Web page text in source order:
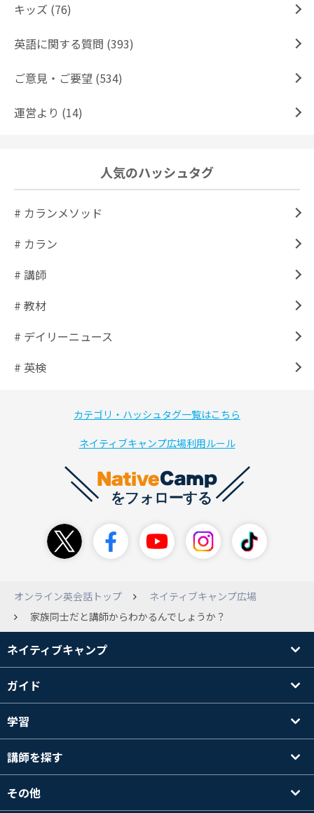
キッズ (76)
英語に関する質問 (393)
ご意見・ご要望 (534)
運営より (14)
人気のハッシュタグ
# カランメソッド
# カラン
# 講師
# 教材
# デイリーニュース
# 英検
カテゴリ・ハッシュタグ一覧はこちら
ネイティブキャンプ広場利用ルール
オンライン英会話トップ
ネイティブキャンプ広場
家族同士だと講師からわかるんでしょうか？
ネイティブキャンプ
ガイド
学習
講師を探す
その他